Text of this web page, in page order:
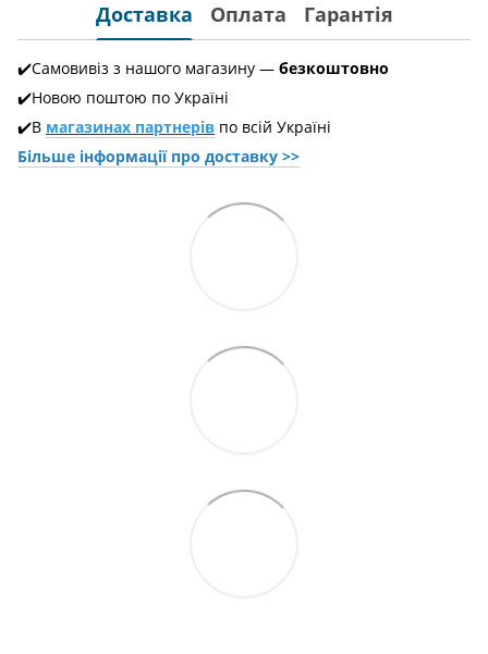
Доставка Оплата Гарантія
✔️Самовивіз з нашого магазину — безкоштовно
✔️Новою поштою по Україні
✔️В магазинах партнерів по всій Україні
Більше інформації про доставкy >>